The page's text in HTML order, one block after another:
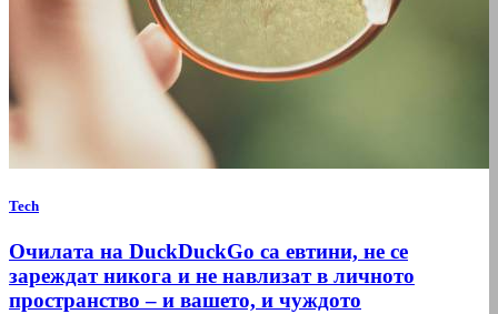
Tech
Очилата на DuckDuckGo са евтини, не се
зареждат никога и не навлизат в личното
пространство – и вашето, и чуждото